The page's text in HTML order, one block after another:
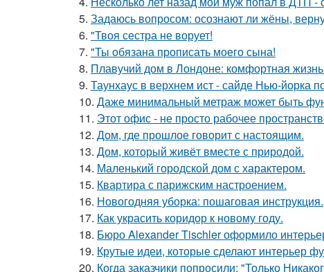
5. Задаюсь вопросом: осознают ли жёны,
6. "Твоя сестра не ворует!
7. "Ты обязана прописать моего сына!
8. Плавучий дом в Лондоне: комфортная
9. Таунхаус в верхнем ист - сайде Нью-йорка
10. Даже минимальный метраж может быть
11. Этот офис - не просто рабочее
12. Дом, где прошлое говорит с настоящим.
13. Дом, который живёт вместе с природой.
14. Маленький городской дом с характером.
15. Квартира с парижским настроением.
16. Новогодняя уборка: пошаговая инструкция.
17. Как украсить коридор к новому году.
18. Бюро Alexander Tischler оформило
19. Крутые идеи, которые сделают интерьер
20. Когда заказчики попросили: "Только